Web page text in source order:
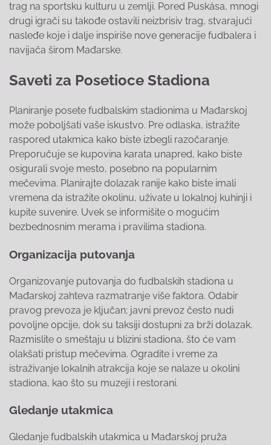
trag na sportsku kulturu u zemlji. Pored Puskása, mnogi
drugi igrači su takođe ostavili neizbrisiv trag, stvarajući
nasleđe koje i dalje inspiriše nove generacije fudbalera i
navijača širom Mađarske.
Saveti za Posetioce Stadiona
Planiranje posete fudbalskim stadionima u Mađarskoj
može poboljšati vaše iskustvo. Pre odlaska, istražite
raspored utakmica kako biste izbegli razočaranje.
Preporučuje se kupovina karata unapred, kako biste
osigurali svoje mesto, posebno na popularnim
mečevima. Planirajte dolazak ranije kako biste imali
vremena da istražite okolinu, uživate u lokalnoj kuhinji i
kupite suvenire. Uvek se informišite o mogućim
bezbednosnim merama i pravilima stadiona.
Organizacija putovanja
Organizovanje putovanja do fudbalskih stadiona u
Mađarskoj zahteva razmatranje više faktora. Odabir
pravog prevoza je ključan; javni prevoz često nudi
povoljne opcije, dok su taksiji dostupni za brži dolazak.
Razmislite o smeštaju u blizini stadiona, što će vam
olakšati pristup mečevima. Ogradite i vreme za
istraživanje lokalnih atrakcija koje se nalaze u okolini
stadiona, kao što su muzeji i restorani.
Gledanje utakmica
Gledanje fudbalskih utakmica u Mađarskoj pruža